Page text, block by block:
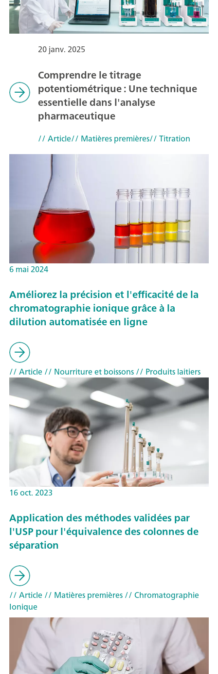
20 janv. 2025
Comprendre le titrage
potentiométrique : Une technique
essentielle dans l'analyse
pharmaceutique
// Article// Matières premières// Titration
6 mai 2024
Améliorez la précision et l'efficacité de la
chromatographie ionique grâce à la
dilution automatisée en ligne
// Article// Nourriture et boissons// Produits laitiers
16 oct. 2023
Application des méthodes validées par
l'USP pour l'équivalence des colonnes de
séparation
// Article// Matières premières// Chromatographie
Ionique